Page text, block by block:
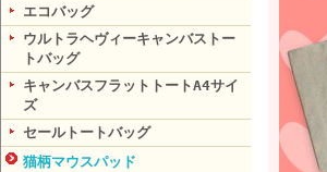
エコバッグ
ウルトラヘヴィーキャンバストー
トバッグ
キャンバスフラットトートA4サイ
ズ
セールトートバッグ
猫柄マウスパッド